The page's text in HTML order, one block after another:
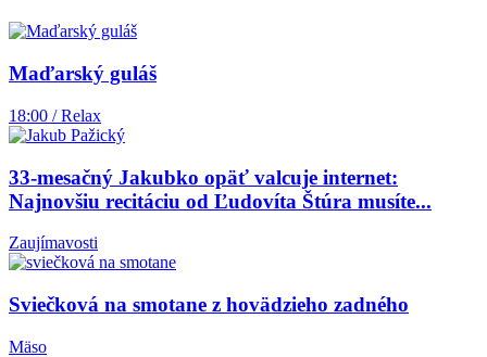
Maďarský guláš
18:00 / Relax
33-mesačný Jakubko opäť valcuje internet:
Najnovšiu recitáciu od Ľudovíta Štúra musíte...
Zaujímavosti
Sviečková na smotane z hovädzieho zadného
Mäso